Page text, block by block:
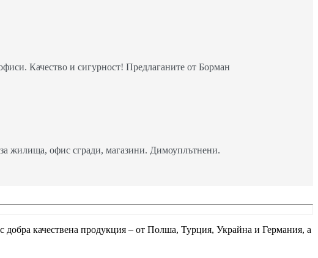
Качество и сигурност! Предлаганите от Борман
жилища, офис сгради, магазини. Димоуплътнени.
добра качествена продукция – от Полша, Турция, Украйна и Германия, а